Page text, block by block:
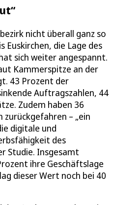
nicht überall ganz so
Euskirchen, die Lage des
sich weiter angespannt.
Kammerspitze an der
43 Prozent der
Auftragszahlen, 44
Zudem haben 36
– „ein
digitale und
des
Studie. Insgesamt
ihre Geschäftslage
dieser Wert noch bei 40